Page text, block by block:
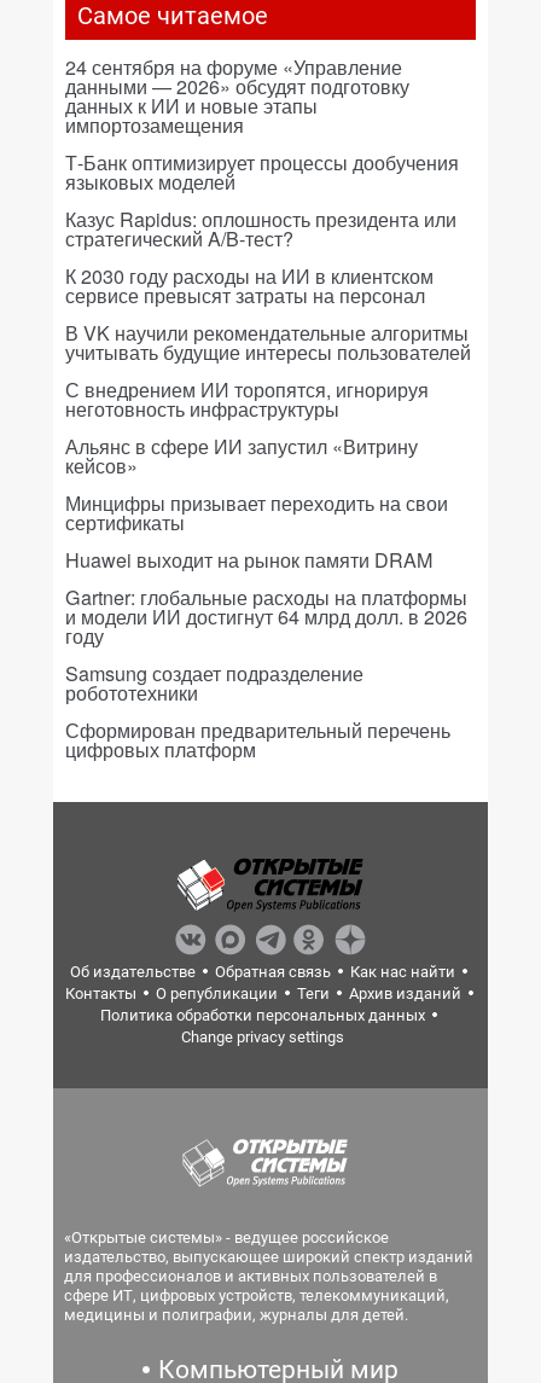
Самое читаемое
24 сентября на форуме «Управление
данными — 2026» обсудят подготовку
данных к ИИ и новые этапы
импортозамещения
Т-Банк оптимизирует процессы дообучения
языковых моделей
Казус Rapidus: оплошность президента или
стратегический A/B-тест?
К 2030 году расходы на ИИ в клиентском
сервисе превысят затраты на персонал
В VK научили рекомендательные алгоритмы
учитывать будущие интересы пользователей
С внедрением ИИ торопятся, игнорируя
неготовность инфраструктуры
Альянс в сфере ИИ запустил «Витрину
кейсов»
Минцифры призывает переходить на свои
сертификаты
Huawei выходит на рынок памяти DRAM
Gartner: глобальные расходы на платформы
и модели ИИ достигнут 64 млрд долл. в 2026
году
Samsung создает подразделение
робототехники
Сформирован предварительный перечень
цифровых платформ
Об издательстве Обратная связь
Как нас найти
Контакты
О републикации Теги
Архив изданий
Политика обработки персональных данных
Change privacy settings
«Открытые системы» - ведущее российское
издательство, выпускающее широкий спектр изданий
для профессионалов и активных пользователей в
сфере ИТ, цифровых устройств, телекоммуникаций,
медицины и полиграфии, журналы для детей.
Компьютерный мир